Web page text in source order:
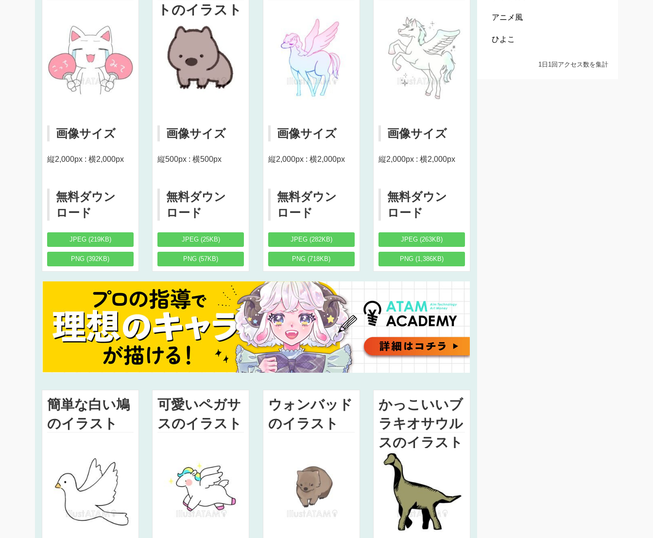
画像サイズ
縦2,000px : 横2,000px
無料ダウン
ロード
JPEG (219KB)
PNG (392KB)
トのイラスト
画像サイズ
縦500px : 横500px
無料ダウン
ロード
JPEG (25KB)
PNG (57KB)
画像サイズ
縦2,000px : 横2,000px
無料ダウン
ロード
JPEG (282KB)
PNG (718KB)
画像サイズ
縦2,000px : 横2,000px
無料ダウン
ロード
JPEG (263KB)
PNG (1,386KB)
簡単な白い鳩
のイラスト
可愛いペガサ
スのイラスト
ウォンバッド
のイラスト
かっこいいブ
ラキオサウル
スのイラスト
アニメ風
ひよこ
1日1回アクセス数を集計